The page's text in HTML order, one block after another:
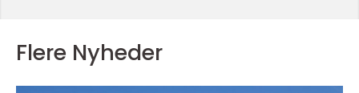
Flere Nyheder